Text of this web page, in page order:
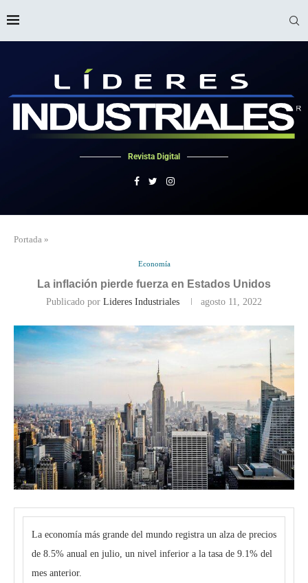
Revista Digital
Portada »
Economía
La inflación pierde fuerza en Estados Unidos
Publicado por Lideres Industriales agosto 11, 2022
La economía más grande del mundo registra un alza de precios
de 8.5% anual en julio, un nivel inferior a la tasa de 9.1% del
mes anterior.